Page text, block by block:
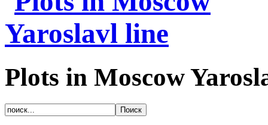
Plots in Moscow